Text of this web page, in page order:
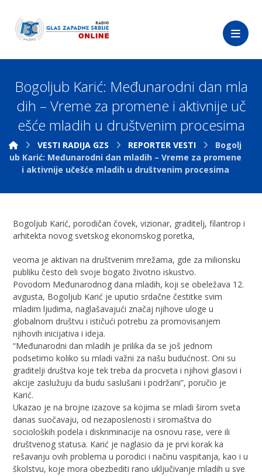
Bogoljub Karić: Međunarodni dan mla
dih – Vreme za promene i aktivnije uč
ešće mladih u društvenim procesima
VESTI RADIJA GZS REPORTER VESTI
Bogolj
ub Karić: Međunarodni dan mladih – Vreme za promene
i aktivnije učešće mladih u društvenim procesima
Bogoljub Karić, porodičan čovek, vizionar, graditelj, filantrop i
arhitekta novog svetskog ekonomskog poretka,
veoma je aktivan na društvenim mrežama, gde za milionsku
publiku često deli svoje bogato životno iskustvo.
Povodom Međunarodnog dana mladih, koji se obeležava 12.
avgusta, Bogoljub Karić je uputio srdačne čestitke svim
mladim ljudima, naglašavajući značaj njihove uloge u
globalnom društvu i ističući potrebu za promovisanjem
njihovih inicijativa i ideja.
“Međunarodni dan mladih je prilika da se još jednom
podsetimo koliko su mladi važni za našu budućnost. Oni su
graditelji društva koje tek treba da procveta i njihovi glasovi i
akcije zaslužuju da budu saslušani i podržani”, poručio je
Karić.
Ukazao je na brojne izazove sa kojima se mladi širom sveta
danas suočavaju, od nezaposlenosti i siromaštva do
socioloških podela i diskriminacije na osnovu rase, vere ili
društvenog statusa. Karić je naglasio da je prvi korak ka
rešavanju ovih problema u porodici i načinu vaspitanja, kao i u
školstvu, koje mora obezbediti rano uključivanje mladih u sve